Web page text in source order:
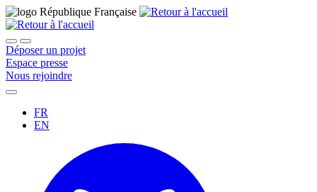
Déposer un projet
Espace presse
Nous rejoindre
FR
EN